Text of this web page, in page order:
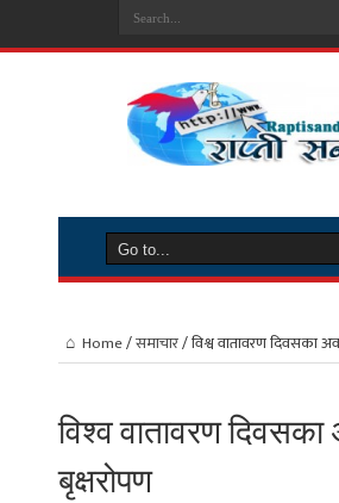
Home/समाचार/विश्व वातावरण दिवसका
विश्व वातावरण
बृक्षरोपण